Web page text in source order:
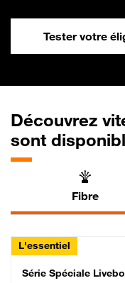
Tester votre
Découvrez
sont
Fibre
L'essentiel
Série
Série Spéciale